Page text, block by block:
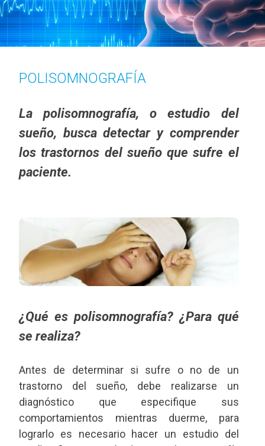
POLISOMNOGRAFÍA
La polisomnografía, o estudio del
sueño, busca detectar y comprender
los trastornos del sueño que sufre el
paciente.
¿Qué es polisomnografía? ¿Para qué
se realiza?
Antes de determinar si sufre o no de un
trastorno del sueño, debe realizarse un
diagnóstico que especifique sus
comportamientos mientras duerme, para
lograrlo es necesario hacer un estudio del